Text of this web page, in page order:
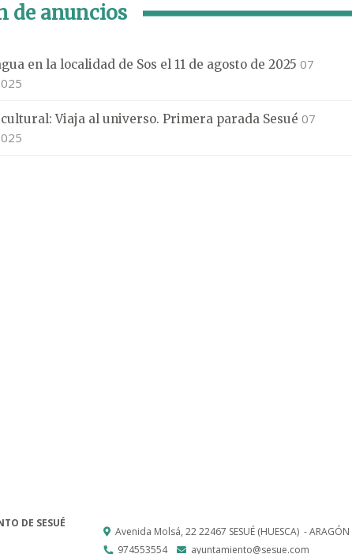
de anuncios
en la localidad de Sos el 11 de agosto de 2025 07
Viaja al universo. Primera parada Sesué 07
DE SESUÉ
Avenida Molsá, 2222467 SESUÉ (HUESCA) - ARAGÓN
974553554
ayuntamiento@sesue.com